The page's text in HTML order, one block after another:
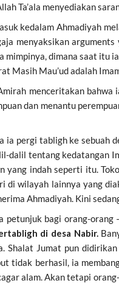
Ta’ala menyediakan
kedalam Ahmadiyah
menyaksikan
dimana saat itu
Masih Mau’ud adalah
menceritakan
dan menantu
pergi tabligh ke sebuah
dalil tentang kedatangan
yang indah seperti itu.
di wilayah lainnya yang
Ahmadiyah. Kini
petunjuk bagi orang-
di desa Nabir.
Shalat Jumat pun
tidak berhasil, ia
alam. Akan tetapi